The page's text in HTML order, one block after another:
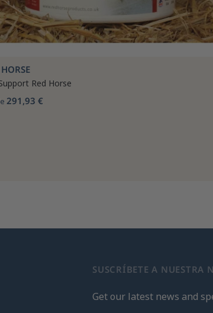
Red Horse
291,93 €
SUSCRÍBETE A NUESTRA
Get our latest news and